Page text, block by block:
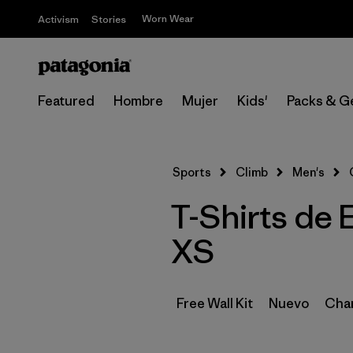
Activism Stories Worn Wear
Featured Hombre Mujer Kids' Packs &
Sports Climb Men's
T-Shirts de
XS
Free Wall Kit Nuevo